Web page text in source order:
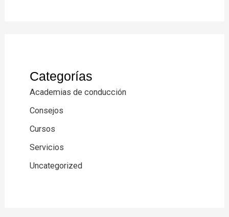
Categorías
Academias de conducción
Consejos
Cursos
Servicios
Uncategorized